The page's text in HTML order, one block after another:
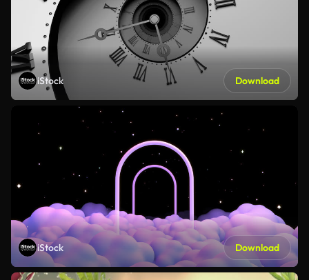
iStock Download
iStock Download